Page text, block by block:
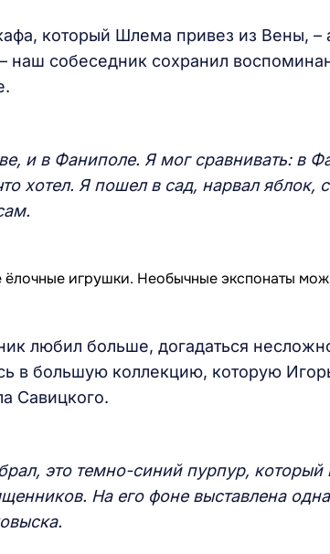
который Шлема привез из Вены, –
наш собеседник сохранил
и в Фаниполе. Я мог сравнивать: в
хотел. Я пошел в сад, нарвал яблок,
любил больше, догадаться
в большую коллекцию, которую
Савицкого.
это темно-синий пурпур, который
На его фоне выставлена